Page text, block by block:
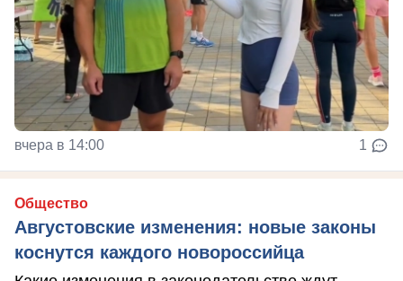
вчера в 14:00 1
Общество
Августовские изменения: новые законы
коснутся каждого новороссийца